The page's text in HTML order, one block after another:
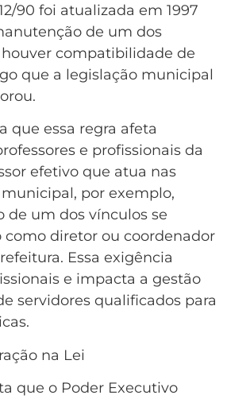
90 foi atualizada em 1997
de um dos
compatibilidade de
que a legislação municipal
que essa regra afeta
e profissionais da
efetivo que atua nas
por exemplo,
de um dos vínculos se
como diretor ou coordenador
Essa exigência
e impacta a gestão
servidores qualificados para
na Lei
que o Poder Executivo